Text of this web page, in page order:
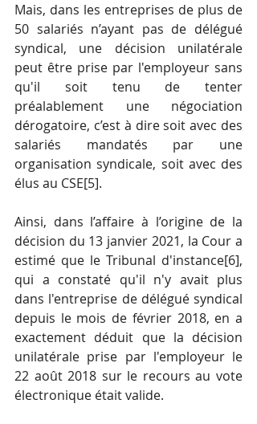
Mais, dans les entreprises de plus de
50 salariés n’ayant pas de délégué
syndical, une décision unilatérale
peut être prise par l'employeur sans
qu'il soit tenu de tenter
préalablement une négociation
dérogatoire, c’est à dire soit avec des
salariés mandatés par une
organisation syndicale, soit avec des
élus au CSE[5].
Ainsi, dans l’affaire à l’origine de la
décision du 13 janvier 2021, la Cour a
estimé que le Tribunal d'instance[6],
qui a constaté qu'il n'y avait plus
dans l'entreprise de délégué syndical
depuis le mois de février 2018, en a
exactement déduit que la décision
unilatérale prise par l'employeur le
22 août 2018 sur le recours au vote
électronique était valide.